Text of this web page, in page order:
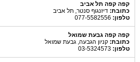
קפה קפה תל אביב
כתובת: דיזנגוף סנטר, תל אביב
טלפון:
קפה קפה גבעת שמואל
כתובת: קניון הגבעה, גבעת שמואל
טלפון: